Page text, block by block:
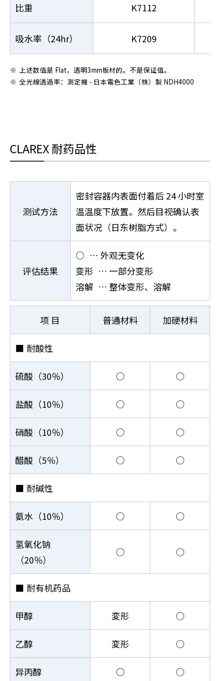
比重 K7112
吸水率（24hr） K7209
※ 上述数值是 Flat，透明3mm板材的。不是保证值。
※ 全光線透過率：測定機 - 日本電色工業（株）製 NDH4000
CLAREX 耐药品性
测试方法
密封容器内表面付着后 24 小时室
温温度下放置。然后目视确认表
面状况（日东树脂方式）。
评估结果
○ … 外观无变化
变形 … 一部分变形
溶解 … 整体变形、溶解
项 目 普通材料 加硬材料
■ 耐酸性
硫酸（30％） ○ ○
盐酸（10％） ○ ○
硝酸（10％） ○ ○
醋酸（5％） ○ ○
■ 耐碱性
氨水（10％） ○ ○
氢氧化钠
（20％）
○ ○
■ 耐有机药品
甲醇 変形 ○
乙醇 変形 ○
异丙醇 ○ ○